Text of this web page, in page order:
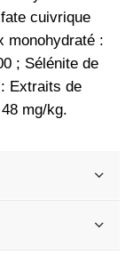
cuivrique
monohydraté :
; Sélénite de
Extraits de
mg/kg.